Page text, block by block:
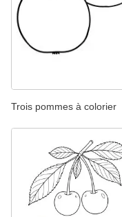
Trois pommes à colorier